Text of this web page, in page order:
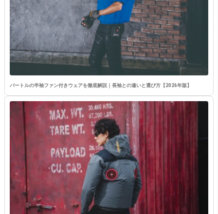
バートルの半袖ファン付きウェアを徹底解説｜長袖との違いと選び方【2026年版】